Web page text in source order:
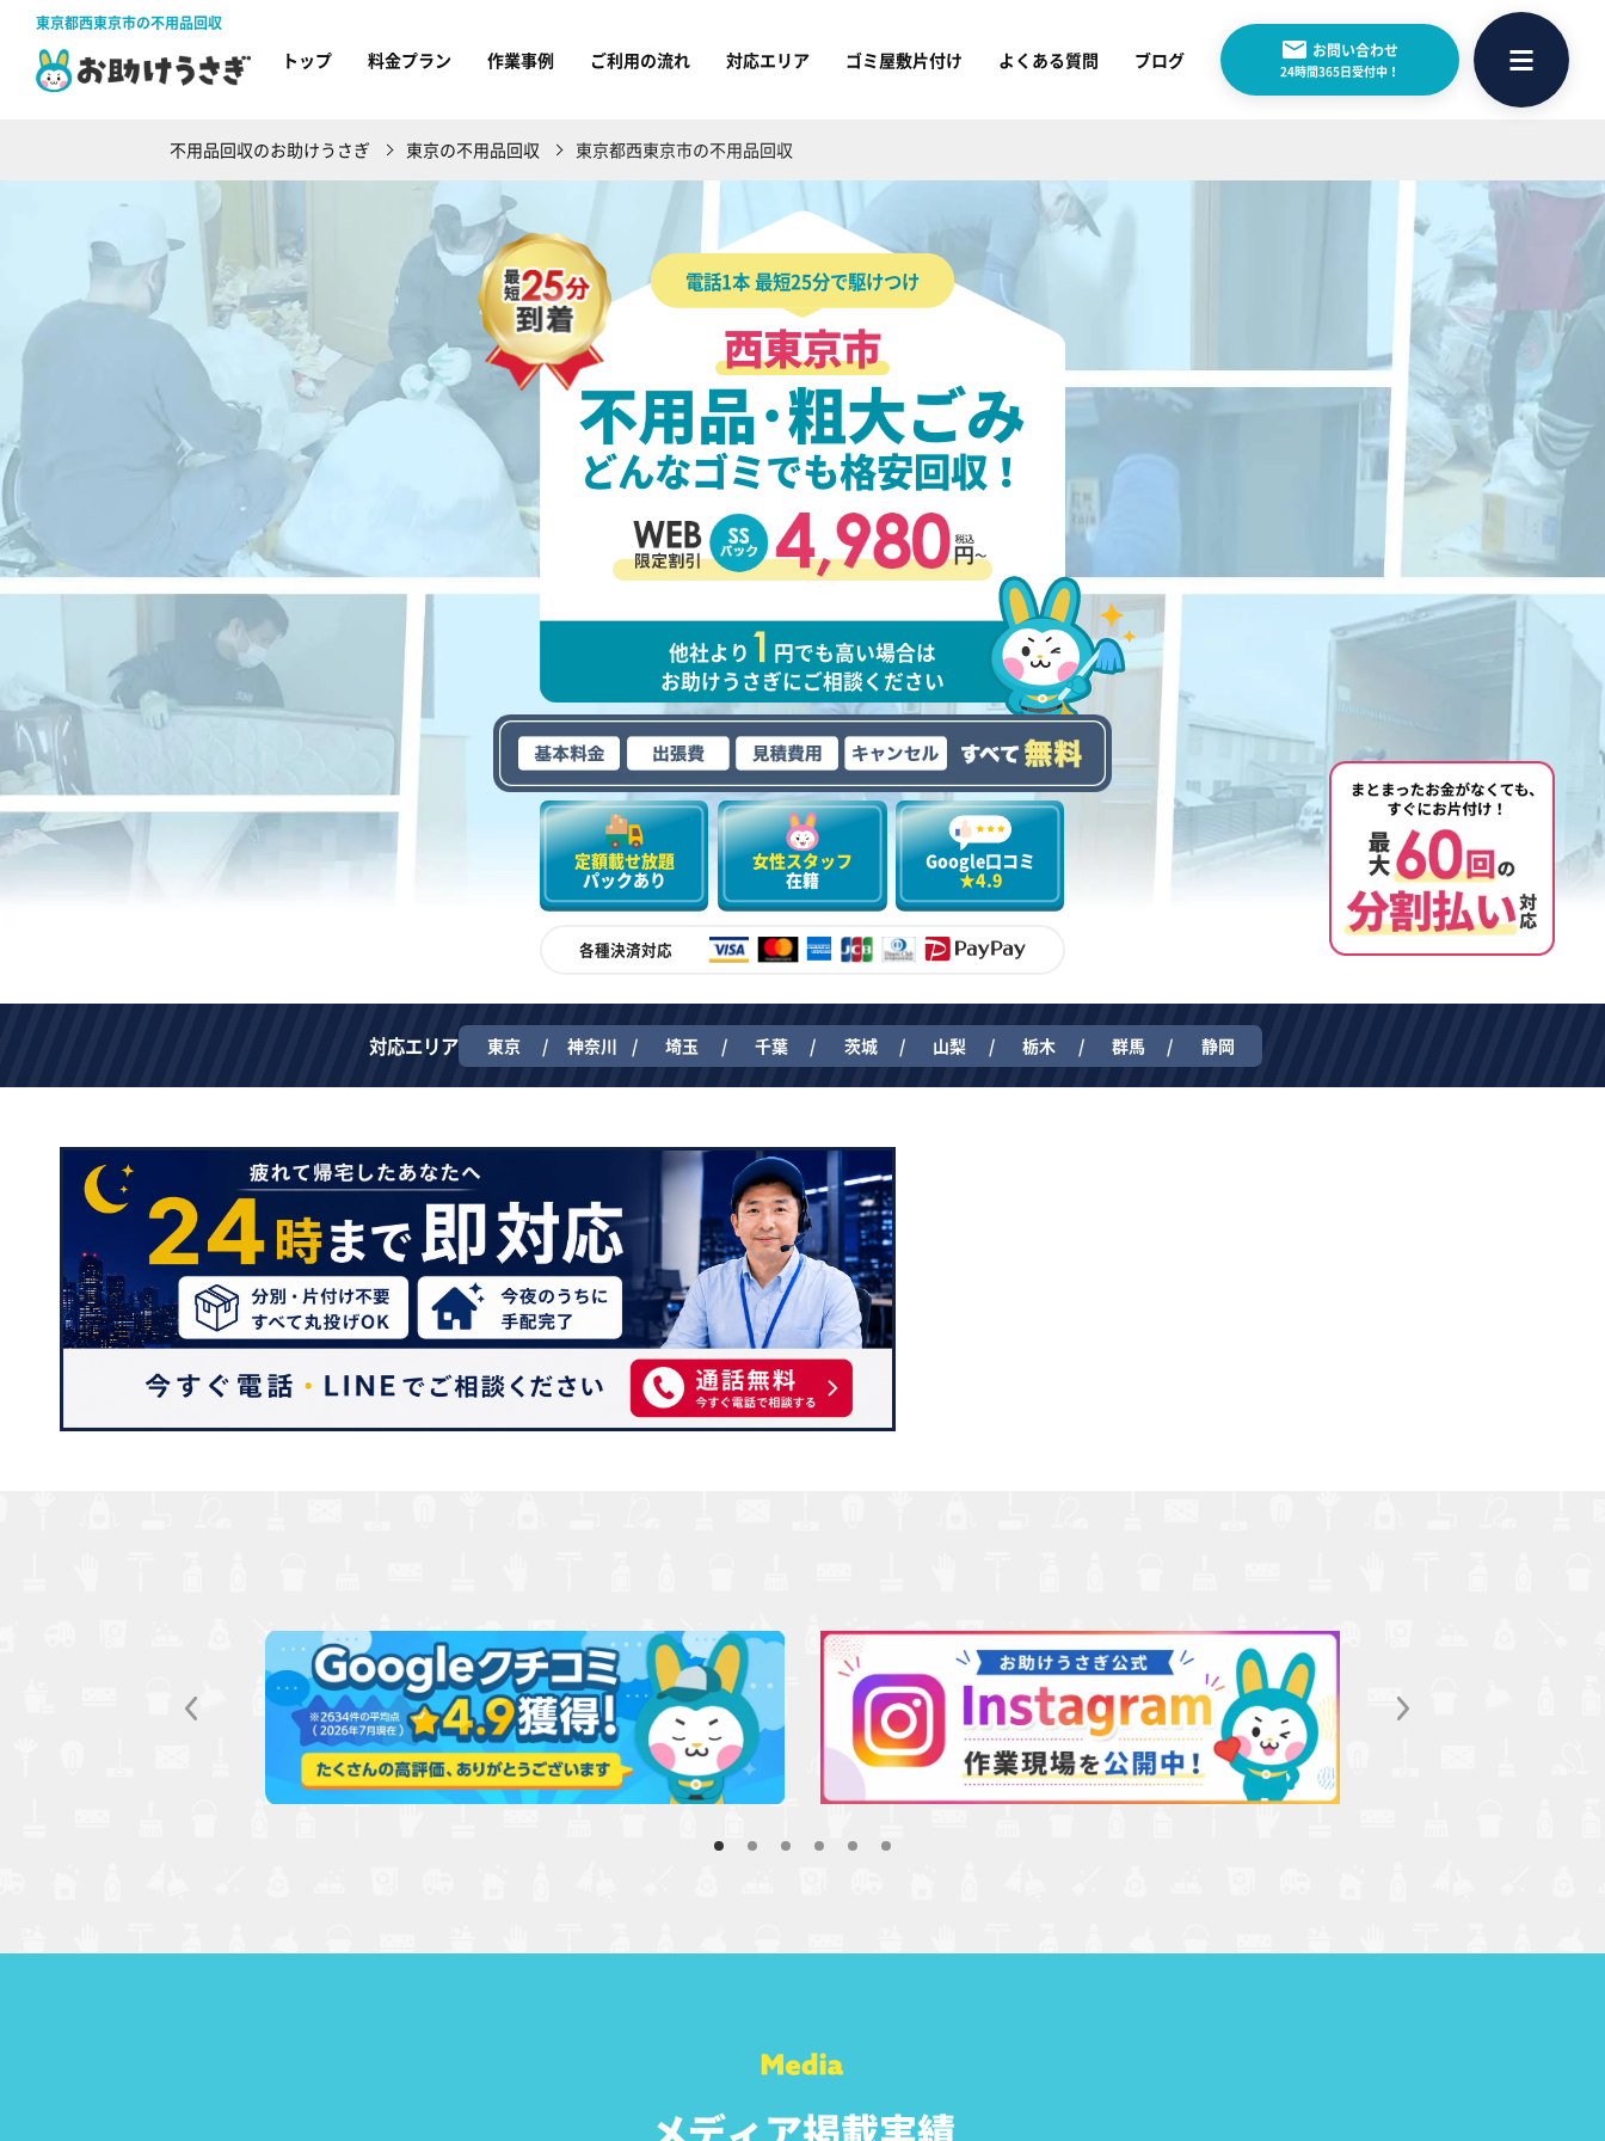
東京都西東京市の不用品回収
トップ 料金プラン 作業事例 ご利用の流れ 対応エリア ゴミ屋敷片付け よくある質問 ブログ お問い合わせ
24時間365日受付中！
不用品回収のお助けうさぎ 東京の不用品回収 東京都西東京市の不用品回収
電話1本 最短25分で駆けつけ
西東京市
不用品･粗大ごみ
どんなゴミでも格安回収！
他社より
円でも高い場合は
お助けうさぎにご相談ください
定額載せ放題
パックあり
女性スタッフ
在籍
Google口コミ
★4.9
各種決済対応
対応エリア 東京 神奈川 埼玉 千葉 茨城 山梨 栃木 群馬 静岡